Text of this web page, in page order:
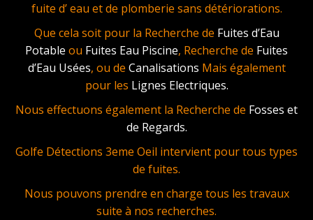
fuite d’ eau et de plomberie sans détériorations.
Que cela soit pour la Recherche de Fuites d’Eau
Potable ou Fuites Eau Piscine, Recherche de Fuites
d’Eau Usées, ou de Canalisations Mais également
pour les Lignes Electriques.
Nous effectuons également la Recherche de Fosses et
de Regards.
Golfe Détections 3eme Oeil intervient pour tous types
de fuites.
Nous pouvons prendre en charge tous les travaux
suite à nos recherches.